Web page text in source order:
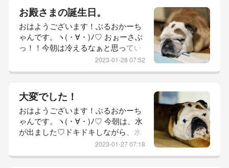
お気に入りの日本酒で一人宴会しと
っただけですがね。さて、昨日のぶ
るお地方。寒い！最強寒波で残って
いた雪がやっと解けてなくなったと
思ったらまた雪！はぁ？ですわ。(￣
∀￣；)山の方はまだ降ってるの？真
っ...
お殿さまの誕生日。
おはようございます！ぶるおかーち
ゃんです。ヽ(・∀・)ﾉ♡ おぉーさぶ
っ！！今朝は冷えるなぁと思ってい
たら…また雪積もってるや
ん。いやー。ビックリしました。最
強寒波のピークは過ぎたとばかり。
ニュースでチラッと見たけど積もる
だなんて！年明けから暖か過ぎたん
かな。さて、昨日のぶるお家。テー
ブルの下にはブルドッグが落ちてい
ます。毛布を抱...
2023-01-28 07:52
大変でした！
おはようございます！ぶるおかーち
ゃんです。ヽ(・∀・)ﾉ♡ 今朝は、水
が出ました♡ドキドキしながら、水
道出しました。ほぉー♡勢いよく水
2023-01-27 07:18